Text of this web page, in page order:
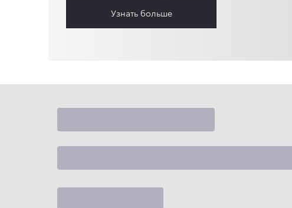
Узнать больше